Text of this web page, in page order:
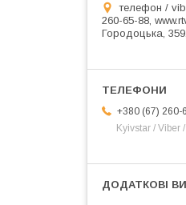
телефон /
260-65-88,
Городоцька,
+380 (67) 260-
Kyivstar / Viber